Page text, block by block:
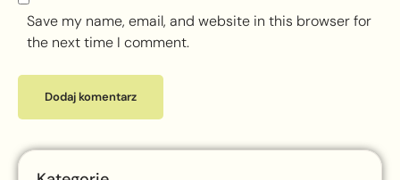
Save my name, email, and website in this browser for
the next time I comment.